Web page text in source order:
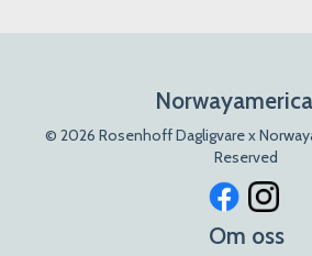
© 2026 Rosenhoff Dagligvare x
Reserved
Om oss